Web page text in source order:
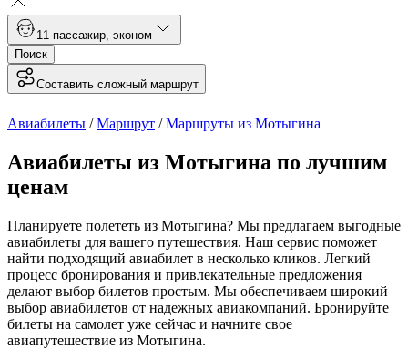
1 1 пассажир эконом
Поиск
Составить сложный маршрут
Авиабилеты /Маршрут /Маршруты из Мотыгина
Авиабилеты из Мотыгина по лучшим
ценам
Планируете полететь из Мотыгина? Мы предлагаем выгодные
авиабилеты для вашего путешествия. Наш сервис поможет
найти подходящий авиабилет в несколько кликов. Легкий
процесс бронирования и привлекательные предложения
делают выбор билетов простым. Мы обеспечиваем широкий
выбор авиабилетов от надежных авиакомпаний. Бронируйте
билеты на самолет уже сейчас и начните свое
авиапутешествие из Мотыгина.